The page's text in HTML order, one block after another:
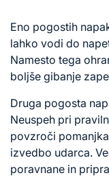
Eno pogostih
lahko vodi do
Namesto tega
boljše gibanje
Druga pogosta
Neuspeh pri
povzroči
izvedbo udarca.
poravnane in